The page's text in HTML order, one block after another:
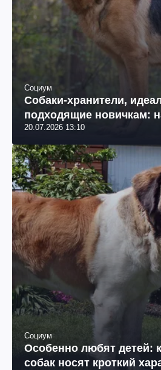
Социум
Собаки-хранители,
подходящие новичкам:
20.07.2026 13:10
Социум
Особенно любят детей:
собак носят кроткий